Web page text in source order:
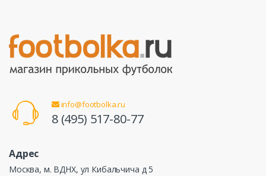
info@footbolka.ru
8 (495) 517-80-77
Адрес
Москва, м. ВДНХ, ул Кибальчича д 5